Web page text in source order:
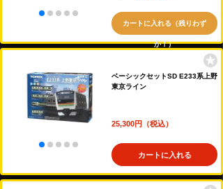
カートに入れる（残りわず
か！）
ベーシックセットSD E233系上野
東京ライン
25,300円（税込）
カートに入れる